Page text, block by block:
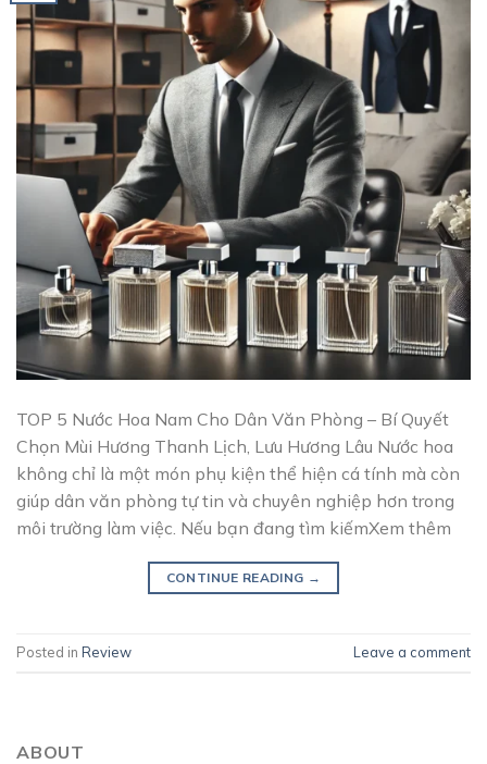
TOP 5 Nước Hoa Nam Cho Dân Văn Phòng – Bí Quyết
Chọn Mùi Hương Thanh Lịch, Lưu Hương Lâu Nước hoa
không chỉ là một món phụ kiện thể hiện cá tính mà còn
giúp dân văn phòng tự tin và chuyên nghiệp hơn trong
môi trường làm việc. Nếu bạn đang tìm kiếmXem thêm
CONTINUE READING →
Posted in Review Leave a comment
ABOUT